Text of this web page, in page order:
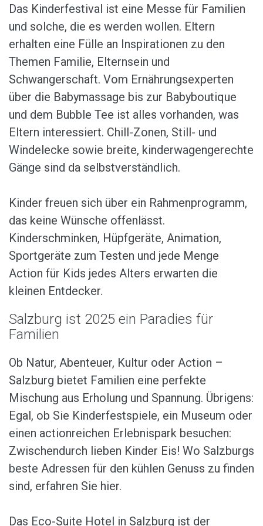
Das Kinderfestival ist eine Messe für Familien
und solche, die es werden wollen. Eltern
erhalten eine Fülle an Inspirationen zu den
Themen Familie, Elternsein und
Schwangerschaft. Vom Ernährungsexperten
über die Babymassage bis zur Babyboutique
und dem Bubble Tee ist alles vorhanden, was
Eltern interessiert. Chill-Zonen, Still- und
Windelecke sowie breite, kinderwagengerechte
Gänge sind da selbstverständlich.
Kinder freuen sich über ein Rahmenprogramm,
das keine Wünsche offenlässt.
Kinderschminken, Hüpfgeräte, Animation,
Sportgeräte zum Testen und jede Menge
Action für Kids jedes Alters erwarten die
kleinen Entdecker.
Salzburg ist 2025 ein Paradies für
Familien
Ob Natur, Abenteuer, Kultur oder Action –
Salzburg bietet Familien eine perfekte
Mischung aus Erholung und Spannung. Übrigens:
Egal, ob Sie Kinderfestspiele, ein Museum oder
einen actionreichen Erlebnispark besuchen:
Zwischendurch lieben Kinder Eis! Wo Salzburgs
beste Adressen für den kühlen Genuss zu finden
sind, erfahren Sie hier.
Das Eco-Suite Hotel in Salzburg ist der